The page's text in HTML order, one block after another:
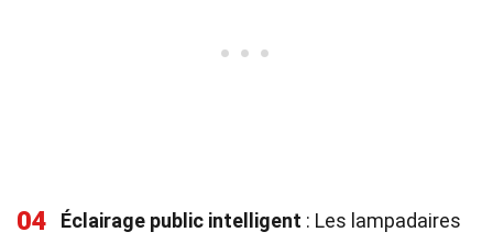
04 Éclairage public intelligent : Les lampadaires